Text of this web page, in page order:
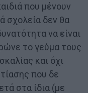
που μένουν
σχολεία δεν θα
να είναι
το γεύμα τους
και όχι
που δε
στα ίδια (με